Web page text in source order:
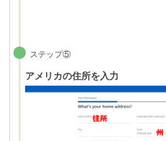
ステップ⑤
アメリカの住所を入力